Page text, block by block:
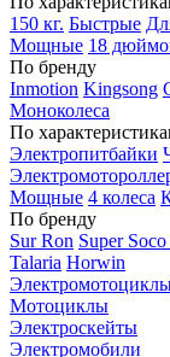
150 кг. Быстрые
Мощные 18
По бренду
Inmotion Kingsong
Моноколеса
По
Электропитбайки
Мощные 4 колеса
По бренду
Sur Ron Super
Talaria Horwin
Мотоциклы
Электроскейты
Электромобили